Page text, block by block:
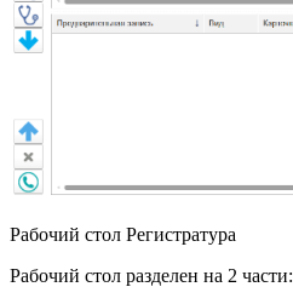
Рабочий стол Регистратура
Рабочий стол разделен на 2 части: